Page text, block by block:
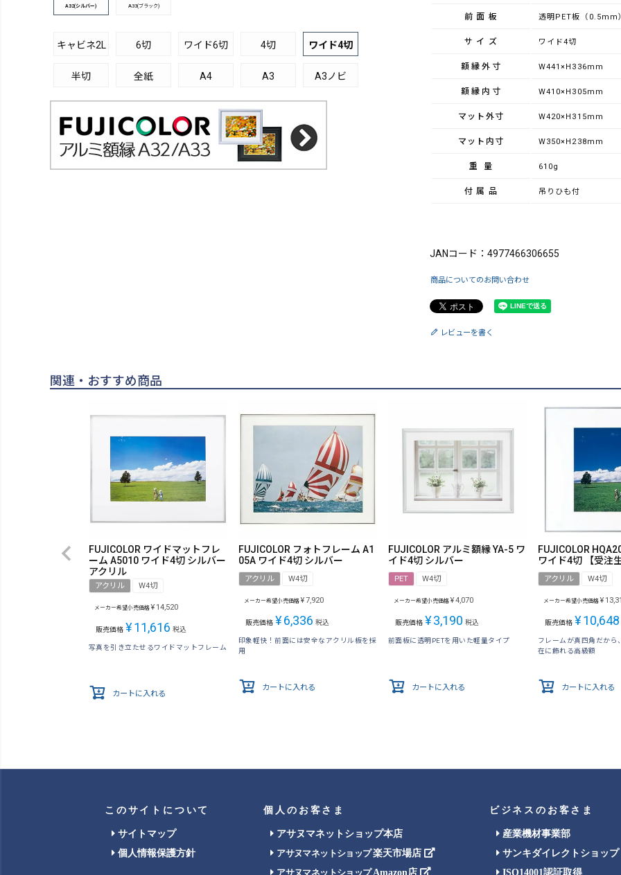
A32(シルバー) A33(ブラック)
キャビネ2L 6切 ワイド6切 4切 ワイド4切
半切 全紙 A4 A3 A3ノビ
前面板 透明PET板（0.5mm
サイズ ワイド4切
額縁外寸 W441×H336mm
額縁内寸 W410×H305mm
マット外寸 W420×H315mm
マット内寸 W350×H238mm
重量 610g
付属品 吊りひも付
JANコード：4977466306655
商品についてのお問い合わせ
レビューを書く
関連・おすすめ商品
FUJICOLOR ワイドマットフレ
ーム A5010 ワイド4切 シルバー
アクリル
アクリル W4切
メーカー希望小売価格 ¥ 14,520
販売価格 ¥11,616 税込
写真を引き立たせるワイドマットフレーム
カートに入れる
FUJICOLOR フォトフレーム A1
05A ワイド4切 シルバー
アクリル W4切
メーカー希望小売価格 ¥7,920
販売価格 ¥6,336 税込
印象軽快！前面には安全なアクリル板を採
用
カートに入れる
FUJICOLOR アルミ額縁 YA-5 ワ
イド4切 シルバー
PET W4切
メーカー希望小売価格 ¥4,070
販売価格 ¥3,190 税込
前面板に透明PETを用いた軽量タイプ
カートに入れる
FUJICOLOR
ワイド4切 【受注
アクリル W4切
メーカー希望小売価格 ¥
販売価格 ¥10,648
フレームが真四角だから
在に飾れる高級額
カートに入れる
このサイトについて
サイトマップ
個人情報保護方針
個人のお客さま
アサヌマネットショップ本店
アサヌマネットショップ楽天市場店
Amazon店
ビジネスのお客さま
産業機材事業部
サンキダイレクトショップ
ISO14001認証取得